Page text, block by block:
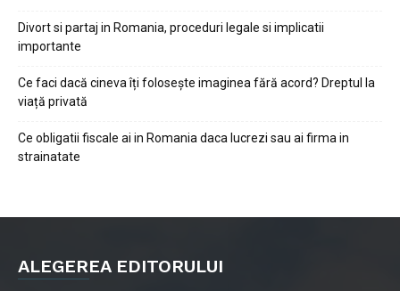
Divort si partaj in Romania, proceduri legale si implicatii
importante
Ce faci dacă cineva îți folosește imaginea fără acord? Dreptul la
viață privată
Ce obligatii fiscale ai in Romania daca lucrezi sau ai firma in
strainatate
ALEGEREA EDITORULUI